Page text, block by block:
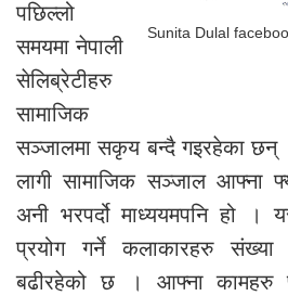
Sunita Dulal
पछिल्लो
समयमा नेपाली
सेलिब्रेटीहरु
सामाजिक
सञ्जालमा सकृय बन्दै गइरहेका छन्
लागी सामाजिक सञ्जाल आफ्ना
अनी भरपर्दो माध्ययमपनि हो ।
प्रयोग गर्ने कलाकारहरु संख्या
बढीरहेको छ । आफ्ना कामहरु